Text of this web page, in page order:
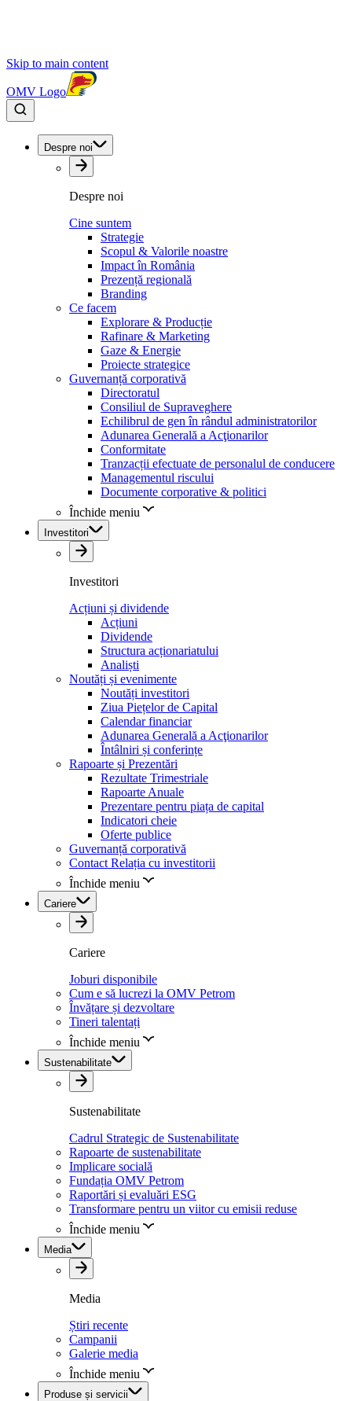
Skip to main content
OMV Logo
Despre noi
Despre noi
Cine suntem
Strategie
Scopul & Valorile noastre
Impact în România
Prezență regională
Branding
Ce facem
Explorare & Producție
Rafinare & Marketing
Gaze & Energie
Proiecte strategice
Guvernanță corporativă
Directoratul
Consiliul de Supraveghere
Echilibrul de gen în rândul administratorilor
Adunarea Generală a Acţionarilor
Conformitate
Tranzacții efectuate de personalul de conducere
Managementul riscului
Documente corporative & politici
Închide meniu
Investitori
Investitori
Acțiuni și dividende
Acțiuni
Dividende
Structura acționariatului
Analiști
Noutăți și evenimente
Noutăți investitori
Ziua Piețelor de Capital
Calendar financiar
Adunarea Generală a Acţionarilor
Întâlniri și conferințe
Rapoarte și Prezentări
Rezultate Trimestriale
Rapoarte Anuale
Prezentare pentru piața de capital
Indicatori cheie
Oferte publice
Guvernanță corporativă
Contact Relația cu investitorii
Închide meniu
Cariere
Cariere
Joburi disponibile
Cum e să lucrezi la OMV Petrom
Învățare și dezvoltare
Tineri talentați
Închide meniu
Sustenabilitate
Sustenabilitate
Cadrul Strategic de Sustenabilitate
Rapoarte de sustenabilitate
Implicare socială
Fundația OMV Petrom
Raportări și evaluări ESG
Transformare pentru un viitor cu emisii reduse
Închide meniu
Media
Media
Știri recente
Campanii
Galerie media
Închide meniu
Produse și servicii